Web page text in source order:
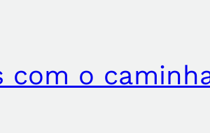
com o